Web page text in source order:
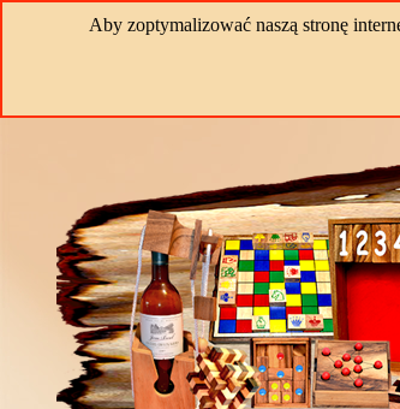
Aby zoptymalizować naszą stronę